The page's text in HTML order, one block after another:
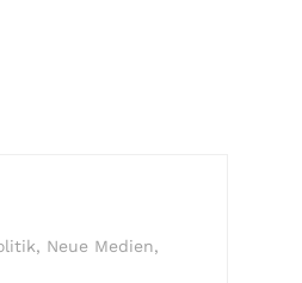
Neue Medien,